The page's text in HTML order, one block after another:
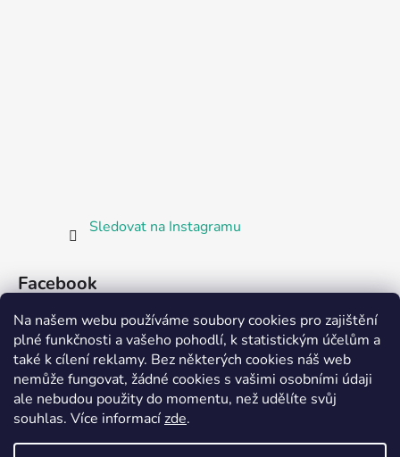
Na našem webu používáme soubory cookies pro zajištění
plné funkčnosti a vašeho pohodlí, k statistickým účelům a
také k cílení reklamy. Bez některých cookies náš web
nemůže fungovat, žádné cookies s vašimi osobními údaji
ale nebudou použity do momentu, než udělíte svůj
souhlas. Více informacízde.
Sledovat na Instagramu
Facebook
Partnerská prodejna Barefoot Plzeň